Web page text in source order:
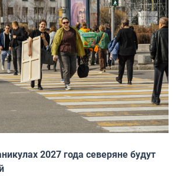
2027 года северяне будут